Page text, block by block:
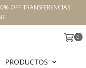
OFF TRANSFERENCIAS
0
PRODUCTOS